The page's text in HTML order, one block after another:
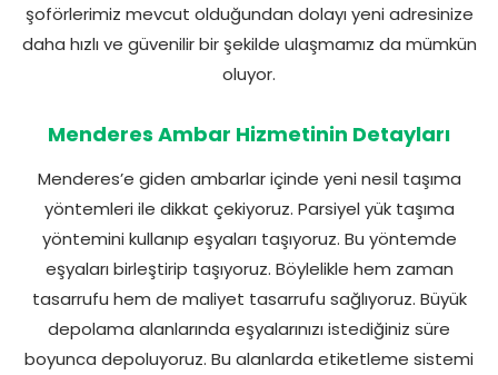
şoförlerimiz mevcut olduğundan dolayı yeni adresinize
daha hızlı ve güvenilir bir şekilde ulaşmamız da mümkün
oluyor.
Menderes Ambar Hizmetinin Detayları
Menderes’e giden ambarlar içinde yeni nesil taşıma
yöntemleri ile dikkat çekiyoruz. Parsiyel yük taşıma
yöntemini kullanıp eşyaları taşıyoruz. Bu yöntemde
eşyaları birleştirip taşıyoruz. Böylelikle hem zaman
tasarrufu hem de maliyet tasarrufu sağlıyoruz. Büyük
depolama alanlarında eşyalarınızı istediğiniz süre
boyunca depoluyoruz. Bu alanlarda etiketleme sistemi